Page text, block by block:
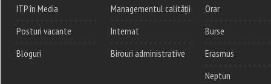
ITP în Media
Posturi vacante
Bloguri
Managementul calității
Internat
Birouri administrative
Orar
Burse
Erasmus
Neptun